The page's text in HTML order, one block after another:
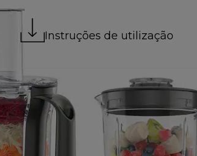
Instruções de utilização